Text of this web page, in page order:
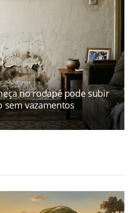
no rodapé pode subir
sem vazamentos